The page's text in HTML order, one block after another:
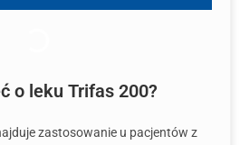
o leku Trifas 200?
zastosowanie u pacjentów z